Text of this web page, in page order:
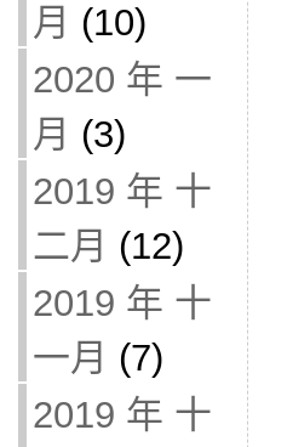
月 (10)
2020 年 一
月 (3)
2019 年 十
二月 (12)
2019 年 十
一月 (7)
2019 年 十